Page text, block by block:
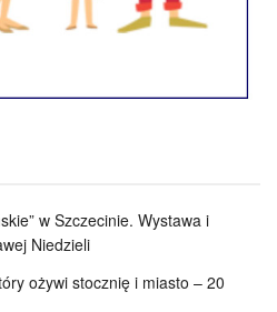
w Szczecinie. Wystawa i
Niedzieli
ożywi stocznię i miasto – 20